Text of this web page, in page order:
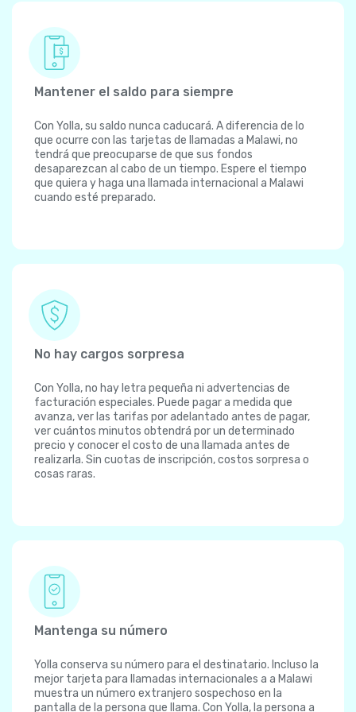
Mantener el saldo para siempre
Con Yolla, su saldo nunca caducará. A diferencia de lo
que ocurre con las tarjetas de llamadas a Malawi, no
tendrá que preocuparse de que sus fondos
desaparezcan al cabo de un tiempo. Espere el tiempo
que quiera y haga una llamada internacional a Malawi
cuando esté preparado.
No hay cargos sorpresa
Con Yolla, no hay letra pequeña ni advertencias de
facturación especiales. Puede pagar a medida que
avanza, ver las tarifas por adelantado antes de pagar,
ver cuántos minutos obtendrá por un determinado
precio y conocer el costo de una llamada antes de
realizarla. Sin cuotas de inscripción, costos sorpresa o
cosas raras.
Mantenga su número
Yolla conserva su número para el destinatario. Incluso la
mejor tarjeta para llamadas internacionales a a Malawi
muestra un número extranjero sospechoso en la
pantalla de la persona que llama. Con Yolla, la persona a